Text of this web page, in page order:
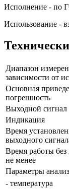
Исполнение - по
Использование -
Диапазон
зависимости от
Основная
погрешность
Выходной сигнал
Индикация
Время
выходного
Время работы без
не менее
Параметры
- температура